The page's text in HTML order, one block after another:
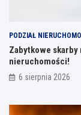
PODZIAŁ
Zabytkowe
nieruchomości!
6 sierpnia 2026